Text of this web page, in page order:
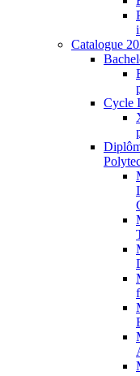
Catalogue
Cycle